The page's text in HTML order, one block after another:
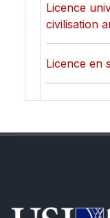
Licence
civilisation
Licence en